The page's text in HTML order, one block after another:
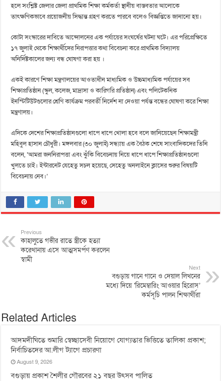
হলে সংশ্লিষ্ট জেলার জেলা প্রাথমিক শিক্ষা কর্মকর্তা স্থানীয় বাস্তবতার আলোকে
তাৎক্ষণিকভাবে প্রয়োজনীয় সিদ্ধান্ত গ্রহণ করতে পারবে বলেও বিজ্ঞপ্তিতে জানানো হয়।
কোটা সংস্কারের দাবিতে আন্দোলনের এক পর্যায়ের সংঘর্ষের ঘটনা ঘটে। এর পরিপ্রেক্ষিতে
১৭ জুলাই থেকে শিক্ষার্থীদের নিরাপত্তার কথা বিবেচনা করে প্রাথমিক বিদ্যালয়
অনির্দিষ্টকালের জন্য বন্ধ ঘোষণা করা হয় ।
একই কারণে শিক্ষা মন্ত্রণালয়ের আওতাধীন মাধ্যমিক ও উচ্চমাধ্যমিক পর্যায়ের সব
শিক্ষাপ্রতিষ্ঠান (স্কুল, কলেজ, মাদ্রাসা ও কারিগরি প্রতিষ্ঠান) এবং পলিটেকনিক
ইনস্টিটিউটগুলোর শ্রেণি কার্যক্রম পরবর্তী নির্দেশ না দেওয়া পর্যন্ত বন্ধের ঘোষণা করে শিক্ষা
মন্ত্রণালয়।
এদিকে দেশের শিক্ষাপ্রতিষ্ঠানগুলো ধাপে ধাপে খোলা হবে বলে জানিয়েছেন শিক্ষামন্ত্রী
মহিবুল হাসান চৌধুরী। মঙ্গলবার (৩০ জুলাই) সন্ধ্যায় এক বৈঠক শেষে সাংবাদিকদের তিনি
বলেন, ‘আমরা জননিরাপত্তা এবং ঝুঁকি বিবেচনায় নিয়ে ধাপে ধাপে শিক্ষাপ্রতিষ্ঠানগুলো
খুলতে চাই। ইন্টারনেট যেহেতু সচল হয়েছে, সেহেতু অনলাইনে ক্লাসের শুরুর বিষয়টি
বিবেচনায় নেব।’
Previous
কাহালুতে গভীর রাতে স্ত্রীকে হত্যা
করেথানায় এসে আত্মসমর্পণ করলেন
স্বামী
Next
বগুড়ায় গানে গানে ও দেয়াল লিখনের
মধ্যে দিয়ে ‘রিমেম্বারিং আওয়ার হিরোস’
কর্মসূচি পালন শিক্ষার্থীরা
Related Articles
আদমদীঘিতে শুমারি স্বেচ্ছাসেবী নিয়োগে যোগ্যতার ভিত্তিতে তালিকা প্রকাশ;
নির্বাচিতদের আ.লীগ ট্যাগে প্রচারণা
August 9, 2026
বগুড়ায় প্রকাশ শৈলীর গৌরবের ২১ বছর উৎসব পা‌লিত